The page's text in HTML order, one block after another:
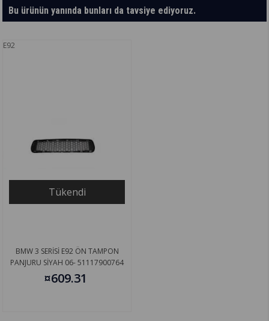
Bu ürünün yanında bunları da tavsiye ediyoruz.
E92
Tükendi
BMW 3 SERİSİ E92 ÖN TAMPON
PANJURU SİYAH 06- 51117900764
¤609.31